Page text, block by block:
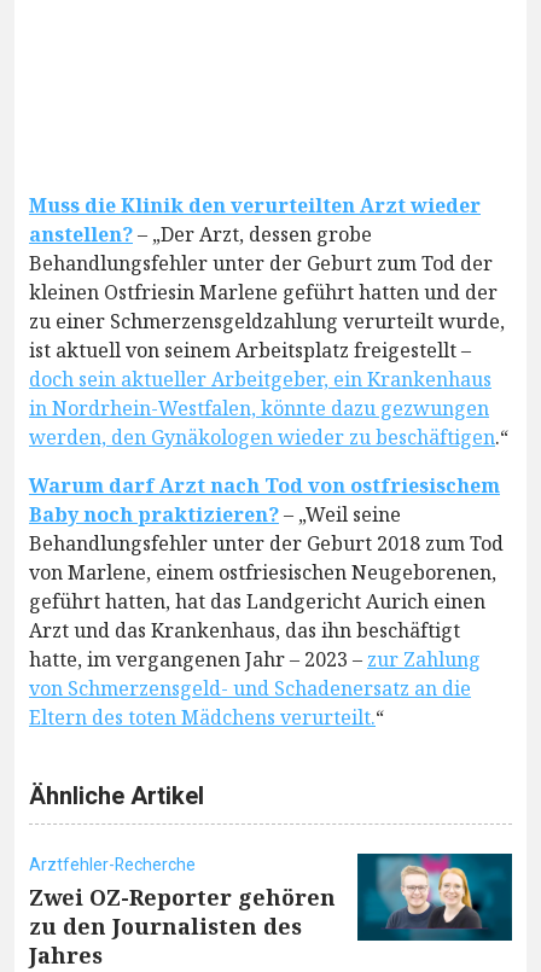
Muss die Klinik den verurteilten Arzt wieder
anstellen?– „Der Arzt, dessen grobe
Behandlungsfehler unter der Geburt zum Tod der
kleinen Ostfriesin Marlene geführt hatten und der
zu einer Schmerzensgeldzahlung verurteilt wurde,
ist aktuell von seinem Arbeitsplatz freigestellt –
doch sein aktueller Arbeitgeber, ein Krankenhaus
in Nordrhein-Westfalen, könnte dazu gezwungen
werden, den Gynäkologen wieder zu beschäftigen.“
Warum darf Arzt nach Tod von ostfriesischem
Baby noch praktizieren?– „Weil seine
Behandlungsfehler unter der Geburt 2018 zum Tod
von Marlene, einem ostfriesischen Neugeborenen,
geführt hatten, hat das Landgericht Aurich einen
Arzt und das Krankenhaus, das ihn beschäftigt
hatte, im vergangenen Jahr – 2023 – zur Zahlung
von Schmerzensgeld- und Schadenersatz an die
Eltern des toten Mädchens verurteilt.“
Ähnliche Artikel
Arztfehler-Recherche
Zwei OZ-Reporter gehören
zu den Journalisten des
Jahres